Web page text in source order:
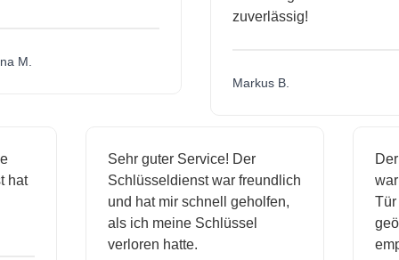
M.
zuverlässig!
Markus B.
hat
Sehr guter Service! Der
Schlüsseldienst war freundlich
und hat mir schnell geholfen,
als ich meine Schlüssel
verloren hatte.